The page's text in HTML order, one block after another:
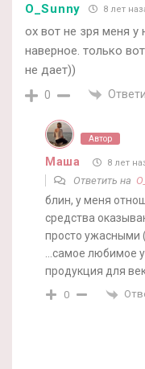
O_Sunny 8 лет
ох вот не зря меня у
наверное. только
не дает))
0
Автор
Маша 8 лет
Ответить на
блин, у меня
средства
просто ужасными
…самое любимое
продукция для
0